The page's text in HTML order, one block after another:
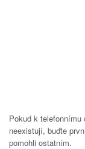
Pokud k telefonnímu
neexistují, buďte
pomohli ostatním.